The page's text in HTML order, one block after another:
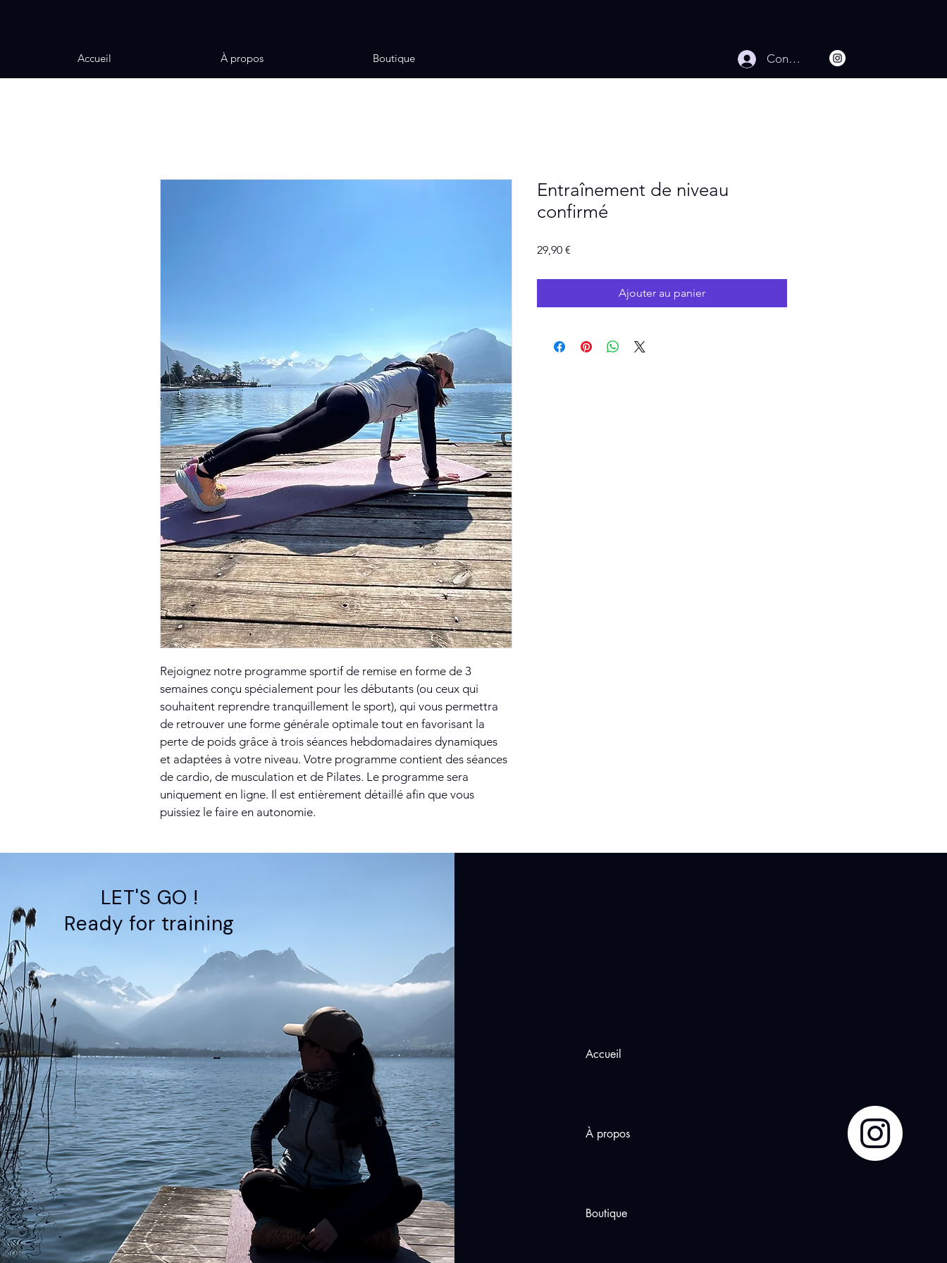
Accueil À propos Boutique Connexion
Rejoignez notre programme sportif de remise en forme de 3
semaines conçu spécialement pour les débutants (ou ceux qui
souhaitent reprendre tranquillement le sport), qui vous permettra
de retrouver une forme générale optimale tout en favorisant la
perte de poids grâce à trois séances hebdomadaires dynamiques
et adaptées à votre niveau. Votre programme contient des séances
de cardio, de musculation et de Pilates. Le programme sera
uniquement en ligne. Il est entièrement détaillé afin que vous
puissiez le faire en autonomie.
Entraînement de niveau
confirmé
29,90 €
Ajouter au panier
LET'S GO !
Ready for training
Accueil
À propos
Boutique